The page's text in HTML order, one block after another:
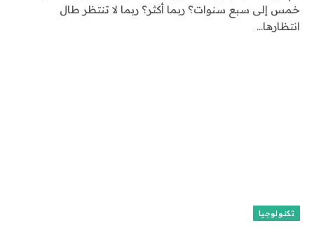
خمس إلى سبع سنوات؟ ربما أكثر؟ ربما لا تنتظر طال
انتظارها…
تكنولوجيا